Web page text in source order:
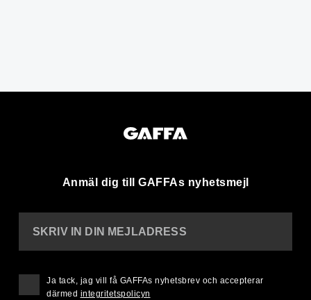
Anmäl dig till GAFFAs nyhetsmejl
SKRIV IN DIN MEJLADRESS
Ja tack, jag vill få GAFFAs nyhetsbrev och accepterar
därmed integritetspolicyn